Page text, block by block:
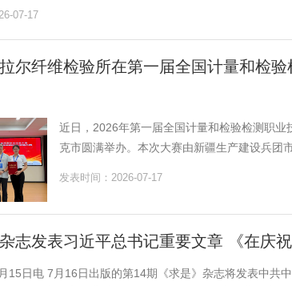
07-17
尔纤维检验所在第一届全国计量和检
近日，2026年第一届全国计量和检验检测职
克市圆满举办。本次大赛由新疆生产建设兵团
发表时间：2026-07-17
杂志发表习近平总书记重要文章 《在庆
15日电 7月16日出版的第14期《求是》杂志将发表中共